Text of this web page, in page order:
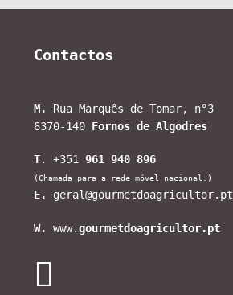
Contactos
M.
Rua Marquês de Tomar, n°3
6370-140 Fornos de Algodres
T. +351961 940 896
(Chamada para a rede móvel nacional.)
E. geral@gourmetdoagricultor.pt
W. www.gourmetdoagricultor.pt